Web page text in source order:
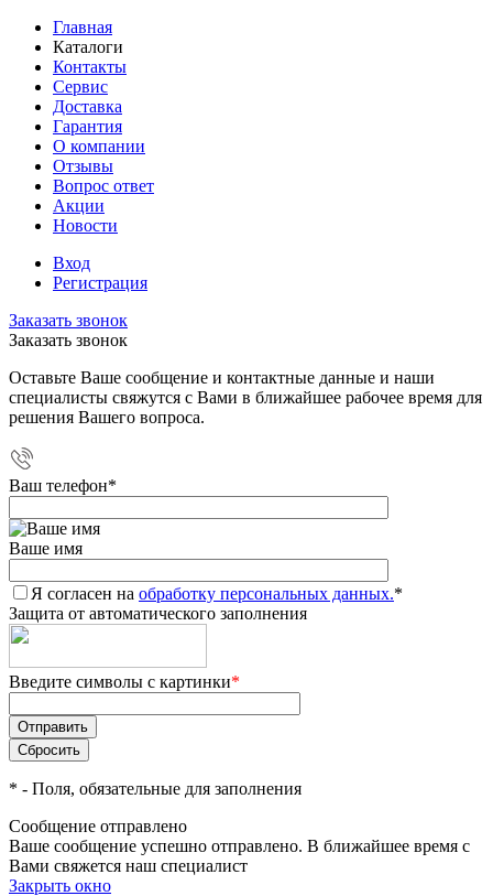
Главная
Каталоги
Контакты
Сервис
Доставка
Гарантия
О компании
Отзывы
Вопрос ответ
Акции
Новости
Вход
Регистрация
Заказать звонок
Заказать звонок
Оставьте Ваше сообщение и контактные данные и наши
специалисты свяжутся с Вами в ближайшее рабочее время для
решения Вашего вопроса.
Ваш телефон*
Ваше имя
Я согласен на обработку персональных данных.*
Защита от автоматического заполнения
Введите символы с картинки*
* - Поля, обязательные для заполнения
Сообщение отправлено
Ваше сообщение успешно отправлено. В ближайшее время с
Вами свяжется наш специалист
Закрыть окно